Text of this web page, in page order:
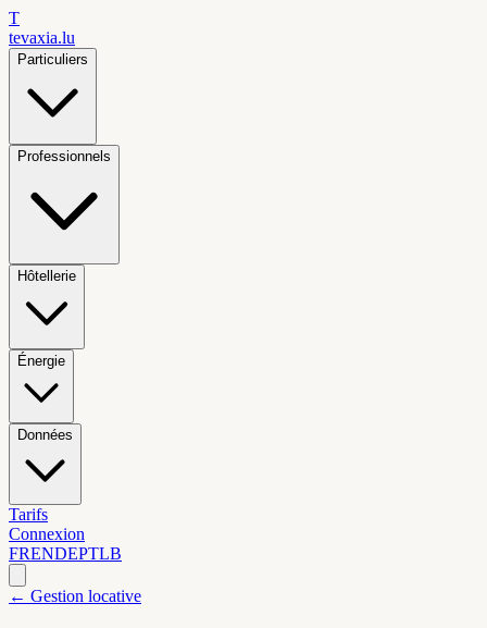
T
tevaxia.lu
Particuliers
Professionnels
Hôtellerie
Énergie
Données
Tarifs
Connexion
FRENDEPTLB
← Gestion locative